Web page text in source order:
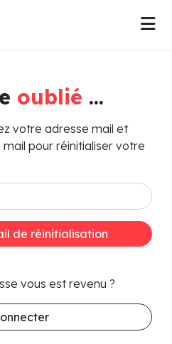
oublié ...
votre adresse mail et
pour réinitialiser votre
de réinitialisation
vous est revenu ?